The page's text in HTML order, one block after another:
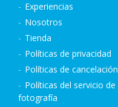
Experiencias
Nosotros
Tienda
Políticas de privacidad
Políticas de cancelación
Políticas del servicio de
fotografía